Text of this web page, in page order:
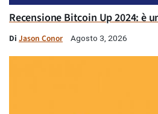
Recensione Bitcoin Up 2024: è
Di Jason Conor Agosto 3, 2026